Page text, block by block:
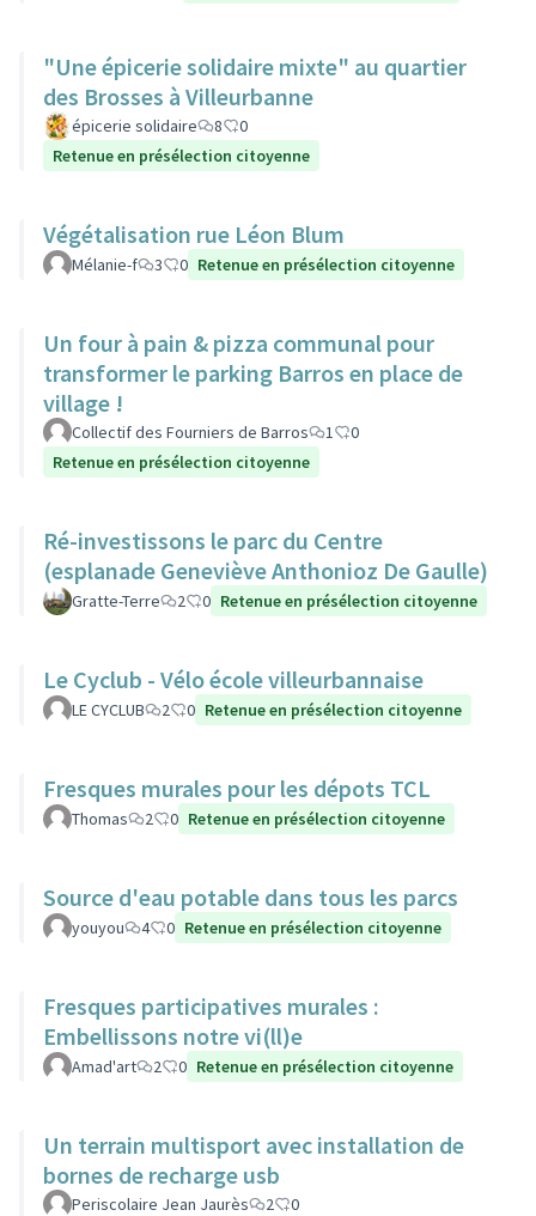
"Une épicerie solidaire mixte" au quartier
des Brosses à Villeurbanne
épicerie solidaire 8
0
Retenue en présélection citoyenne
Végétalisation rue Léon Blum
Mélanie-f 3 0 Retenue en présélection citoyenne
Un four à pain & pizza communal pour
transformer le parking Barros en place de
village !
Collectif des Fourniers de Barros 1
0
Retenue en présélection citoyenne
Ré-investissons le parc du Centre
(esplanade Geneviève Anthonioz De Gaulle)
Gratte-Terre 2 0 Retenue en présélection citoyenne
Le Cyclub - Vélo école villeurbannaise
LE CYCLUB 2 0 Retenue en présélection citoyenne
Fresques murales pour les dépots TCL
Thomas 2 0 Retenue en présélection citoyenne
Source d'eau potable dans tous les parcs
youyou 4 0 Retenue en présélection citoyenne
Fresques participatives murales :
Embellissons notre vi(ll)e
Amad'art 2 0 Retenue en présélection citoyenne
Un terrain multisport avec installation de
bornes de recharge usb
Periscolaire Jean Jaurès 2
0